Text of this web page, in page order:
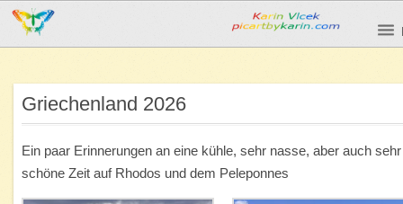
Griechenland 2026
Ein paar Erinnerungen an eine kühle, sehr nasse, aber auch sehr
schöne Zeit auf Rhodos und dem Peleponnes